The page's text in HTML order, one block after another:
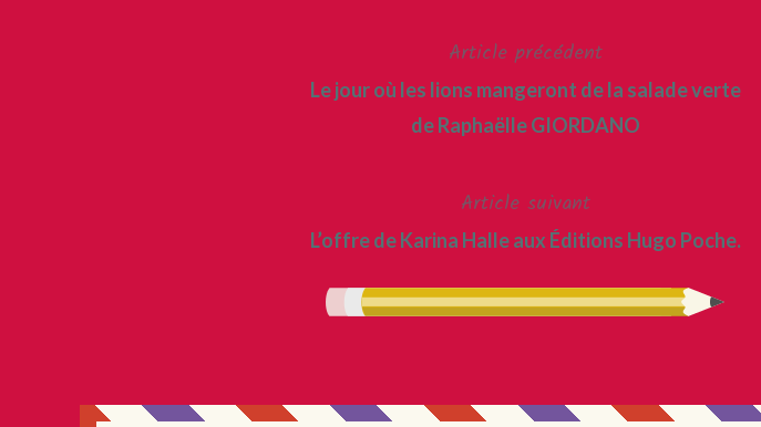
Article précédent
Le jour où les lions mangeront de la salade verte
de Raphaëlle GIORDANO
Article suivant
L’offre de Karina Halle aux Éditions Hugo Poche.